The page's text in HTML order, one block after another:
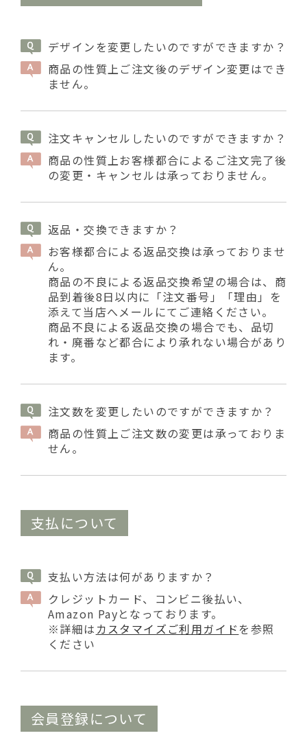
デザインを変更したいのですができますか？
商品の性質上ご注文後のデザイン変更はでき
ません。
注文キャンセルしたいのですができますか？
商品の性質上お客様都合によるご注文完了後
の変更・キャンセルは承っておりません。
返品・交換できますか？
お客様都合による返品交換は承っておりませ
ん。
商品の不良による返品交換希望の場合は、商
品到着後8日以内に「注文番号」「理由」を
添えて当店へメールにてご連絡ください。
商品不良による返品交換の場合でも、品切
れ・廃番など都合により承れない場合があり
ます。
注文数を変更したいのですができますか？
商品の性質上ご注文数の変更は承っておりま
せん。
支払について
支払い方法は何がありますか？
クレジットカード、コンビニ後払い、
Amazon Payとなっております。
※詳細は カスタマイズご利用ガイド を参照
ください
会員登録について